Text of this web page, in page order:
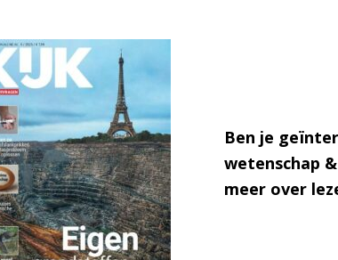
Ben je
wetenschap
meer over